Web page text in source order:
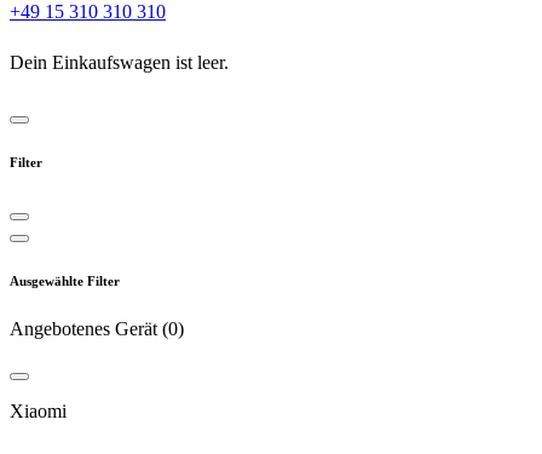
+49 15 310 310 310
Dein Einkaufswagen ist leer.
Filter
Ausgewählte Filter
Angebotenes Gerät (0)
Xiaomi